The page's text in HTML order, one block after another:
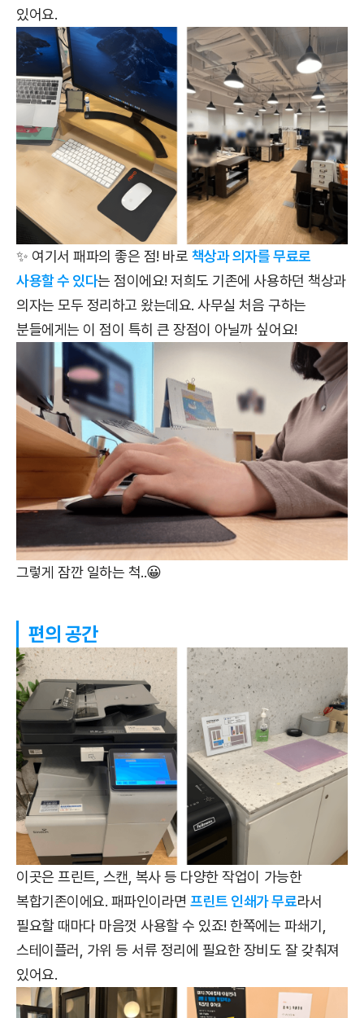
있어요.
✨ 여기서 패파의 좋은 점! 바로 책상과 의자를 무료로
사용할 수 있다는 점이에요! 저희도 기존에 사용하던 책상과
의자는 모두 정리하고 왔는데요. 사무실 처음 구하는
분들에게는 이 점이 특히 큰 장점이 아닐까 싶어요!
그렇게 잠깐 일하는 척..😀
편의 공간
이곳은 프린트, 스캔, 복사 등 다양한 작업이 가능한
복합기존이에요. 패파인이라면프린트 인쇄가 무료라서
필요할 때마다 마음껏 사용할 수 있죠! 한쪽에는 파쇄기,
스테이플러, 가위 등 서류 정리에 필요한 장비도 잘 갖춰져
있어요.